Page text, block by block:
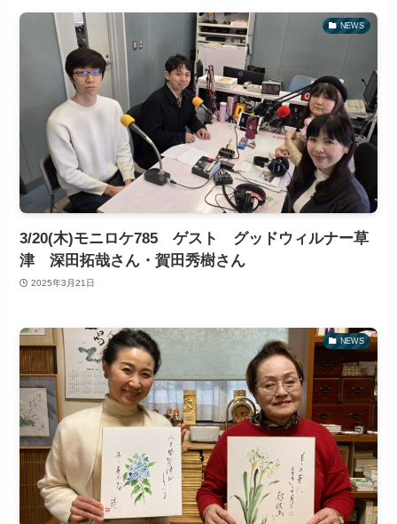
NEWS
3/20(木)モニロケ785 ゲスト グッドウィルナー草
津 深田拓哉さん・賀田秀樹さん
2025年3月21日
NEWS